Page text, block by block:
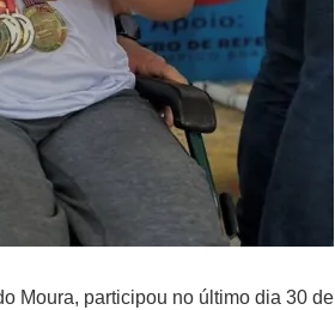
Moura, participou no último dia 30 de